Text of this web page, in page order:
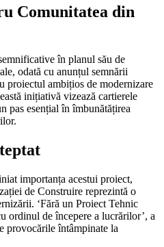
Comunitatea din
odată cu anunțul semnării
proiectul ambițios de modernizare
inițiativă vizează cartierele
pas esențial în îmbunătățirea
importanța acestui proiect,
de Construire reprezintă o
‘Fără un Proiect Tehnic
ordinul de începere a lucrărilor’, a
provocările întâmpinate la